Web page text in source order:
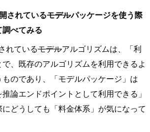
されているモデルパッケージを使う際
べてみる
れているモデルアルゴリズムは、「利
、既存のアルゴリズムを利用できるよ
のであり、「モデルパッケージ」は
推論エンドポイントとして利用できる」
どうしても「料金体系」が気になって